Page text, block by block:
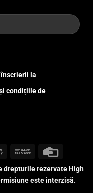
la
condițiile de
Cash
Delivery
Bank
drepturile rezervate High
este interzisă.